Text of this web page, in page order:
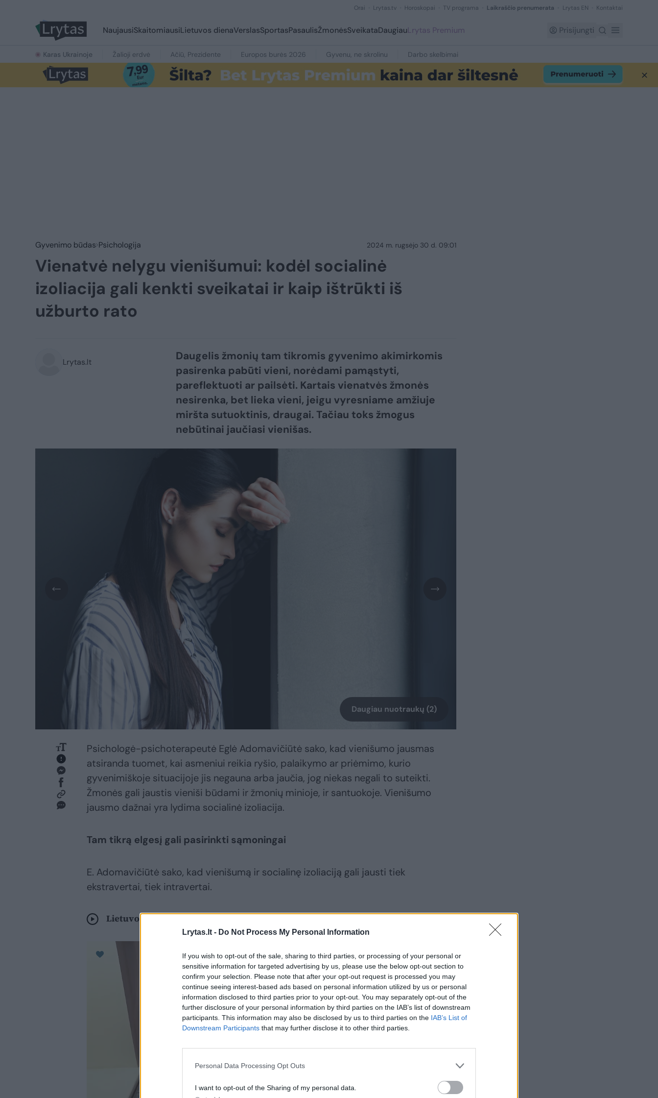
Lrytas.lt - Do Not Process My Personal Information
If you wish to opt-out of the sale, sharing to third parties, or processing of your personal or
sensitive information for targeted advertising by us, please use the below opt-out section to
confirm your selection. Please note that after your opt-out request is processed you may
continue seeing interest-based ads based on personal information utilized by us or personal
information disclosed to third parties prior to your opt-out. You may separately opt-out of the
further disclosure of your personal information by third parties on the IAB’s list of downstream
participants. This information may also be disclosed by us to third parties on the IAB’s List of
Downstream Participants that may further disclose it to other third parties.
Personal Data Processing Opt Outs
I want to opt-out of the Sharing of my personal data.
Orai Lrytas.tv Horoskopai TV programa Laikraščio prenumerata Lrytas EN Kontaktai
NaujausiSkaitomiausiLietuvos dienaVerslasSportasPasaulisŽmonėsSveikataDaugiauLrytas Premium Prisijungti
Karas Ukrainoje Žalioji erdvė Ačiū, Prezidente Europos burės 2026 Gyvenu, ne skrolinu Darbo skelbimai
Gyvenimo būdas Psichologija 2024 m. rugsėjo 30 d. 09:01
Vienatvė nelygu vienišumui: kodėl socialinė
izoliacija gali kenkti sveikatai ir kaip ištrūkti iš
užburto rato
Lrytas.lt
Daugelis žmonių tam tikromis gyvenimo akimirkomis
pasirenka pabūti vieni, norėdami pamąstyti,
pareflektuoti ar pailsėti. Kartais vienatvės žmonės
nesirenka, bet lieka vieni, jeigu vyresniame amžiuje
miršta sutuoktinis, draugai. Tačiau toks žmogus
nebūtinai jaučiasi vienišas.
Daugiau nuotraukų (2)
Psichologė-psichoterapeutė Eglė Adomavičiūtė sako, kad vienišumo jausmas
atsiranda tuomet, kai asmeniui reikia ryšio, palaikymo ar priėmimo, kurio
gyvenimiškoje situacijoje jis negauna arba jaučia, jog niekas negali to suteikti.
Žmonės gali jaustis vieniši būdami ir žmonių minioje, ir santuokoje. Vienišumo
jausmo dažnai yra lydima socialinė izoliacija.
Tam tikrą elgesį gali pasirinkti sąmoningai
E. Adomavičiūtė sako, kad vienišumą ir socialinę izoliaciją gali jausti tiek
ekstravertai, tiek intravertai.
Lietuvos senjorų vienišumas muša rekordus: išsikapstyti siūlo keliais būdais